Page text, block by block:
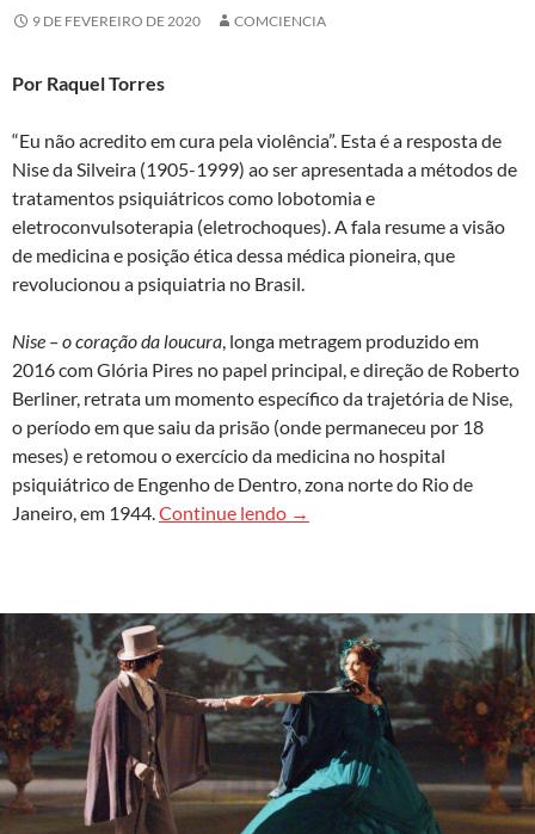
9 DE FEVEREIRO DE 2020 COMCIENCIA
Por Raquel Torres
“Eu não acredito em cura pela violência”. Esta é a resposta de
Nise da Silveira (1905-1999) ao ser apresentada a métodos de
tratamentos psiquiátricos como lobotomia e
eletroconvulsoterapia (eletrochoques). A fala resume a visão
de medicina e posição ética dessa médica pioneira, que
revolucionou a psiquiatria no Brasil.
Nise – o coração da loucura, longa metragem produzido em
2016 com Glória Pires no papel principal, e direção de Roberto
Berliner, retrata um momento específico da trajetória de Nise,
o período em que saiu da prisão (onde permaneceu por 18
meses) e retomou o exercício da medicina no hospital
psiquiátrico de Engenho de Dentro, zona norte do Rio de
Janeiro, em 1944.Continue lendo Sobre não se contentar com
→